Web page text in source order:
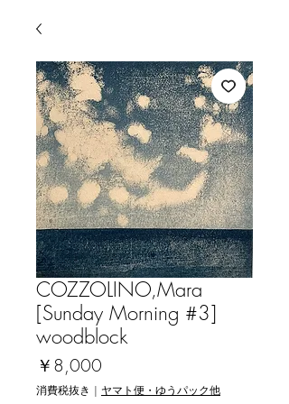
COZZOLINO,Mara
[Sunday Morning #3]
woodblock
￥8,000
格
消費税抜き | ヤマト便・ゆうパック他